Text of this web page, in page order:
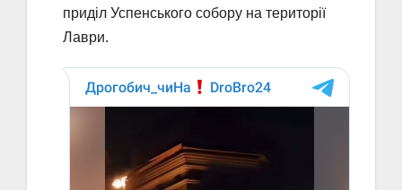
приділ Успенського собору на території
Лаври.